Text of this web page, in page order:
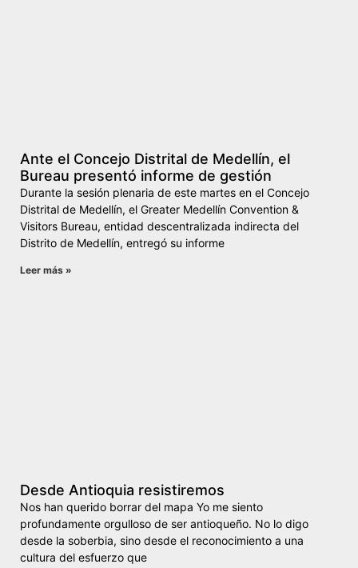
Ante el Concejo Distrital de Medellín, el
Bureau presentó informe de gestión
Durante la sesión plenaria de este martes en el Concejo
Distrital de Medellín, el Greater Medellín Convention &
Visitors Bureau, entidad descentralizada indirecta del
Distrito de Medellín, entregó su informe
Leer más »
Desde Antioquia resistiremos
Nos han querido borrar del mapa Yo me siento
profundamente orgulloso de ser antioqueño. No lo digo
desde la soberbia, sino desde el reconocimiento a una
cultura del esfuerzo que